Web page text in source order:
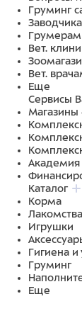
Груминг
Грумерам
Вет.
Вет.
Еще
Сервисы
Магазины
Академия
Каталог
Корма
Лакомства
Игрушки
Гигиена и
Груминг
Еще